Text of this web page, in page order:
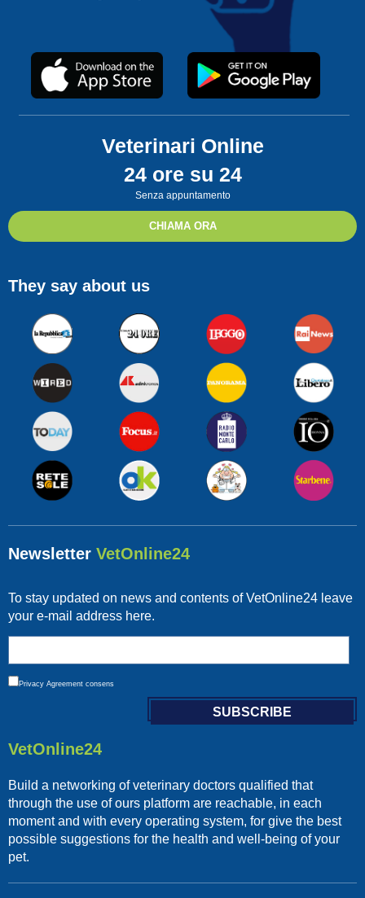
Veterinari Online
24 ore su 24
Senza appuntamento
CHIAMA ORA
They say about us
Newsletter VetOnline24
To stay updated on news and contents of VetOnline24 leave
your e-mail address here.
Privacy Agreement consens
VetOnline24
Build a networking of veterinary doctors qualified that
through the use of ours platform are reachable, in each
moment and with every operating system, for give the best
possible suggestions for the health and well-being of your
pet.